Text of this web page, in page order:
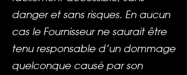
danger et sans risques. En aucun
cas le Fournisseur ne saurait être
tenu responsable d’un dommage
quelconque causé par son